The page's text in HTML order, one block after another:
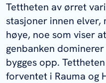
Tettheten av ørret
stasjoner innen elver,
høye, noe som viser
genbanken
bygges opp.
forventet i Rauma og